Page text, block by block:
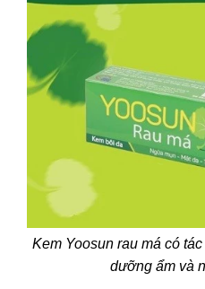
Kem Yoosun rau má có
dưỡng ẩm và